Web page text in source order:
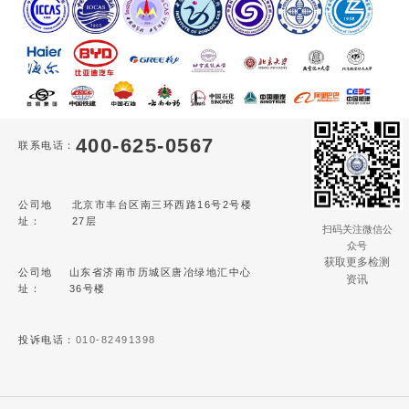
联系电话： 400-625-0567
公司地
址：
北京市丰台区南三环西路16号2号楼
27层
公司地
址：
山东省济南市历城区唐冶绿地汇中心
36号楼
投诉电话： 010-82491398
扫码关注微信公
众号
获取更多检测
资讯